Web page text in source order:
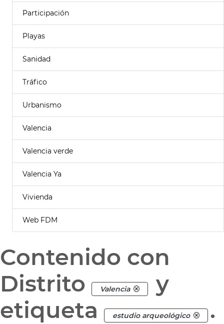
Participación
Playas
Sanidad
Tráfico
Urbanismo
Valencia
Valencia verde
Valencia Ya
Vivienda
Web FDM
Contenido con
Distrito
Valencia
y
etiqueta
estudio arqueológico .